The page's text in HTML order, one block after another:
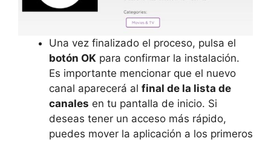
Una vez finalizado el proceso, pulsa el
botón OK para confirmar la instalación.
Es importante mencionar que el nuevo
canal aparecerá al final de la lista de
canales en tu pantalla de inicio. Si
deseas tener un acceso más rápido,
puedes mover la aplicación a los primeros